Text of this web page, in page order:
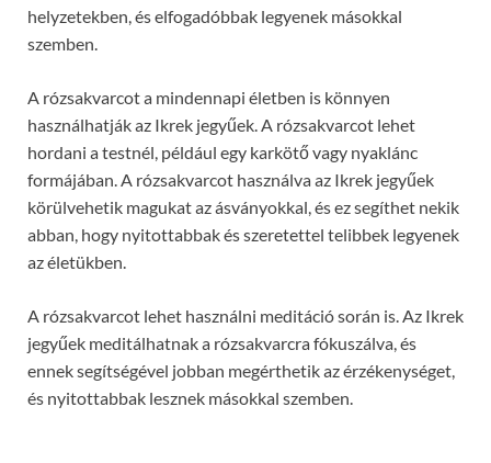
helyzetekben, és elfogadóbbak legyenek másokkal
szemben.
A rózsakvarcot a mindennapi életben is könnyen
használhatják az Ikrek jegyűek. A rózsakvarcot lehet
hordani a testnél, például egy karkötő vagy nyaklánc
formájában. A rózsakvarcot használva az Ikrek jegyűek
körülvehetik magukat az ásványokkal, és ez segíthet nekik
abban, hogy nyitottabbak és szeretettel telibbek legyenek
az életükben.
A rózsakvarcot lehet használni meditáció során is. Az Ikrek
jegyűek meditálhatnak a rózsakvarcra fókuszálva, és
ennek segítségével jobban megérthetik az érzékenységet,
és nyitottabbak lesznek másokkal szemben.